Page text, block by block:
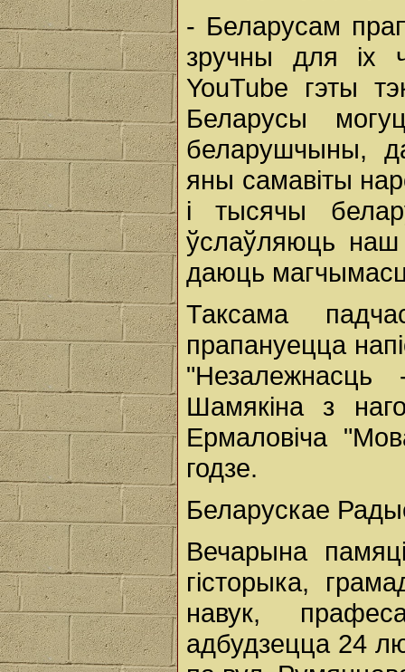
- Беларусам
зручны для іх
YouTube гэты
Беларусы
беларушчыны,
яны самавіты
і тысячы
ўслаўляюць наш
даюць
Таксама
прапануецца
Шамякіна з
Ермаловіча
годзе.
Беларускае
Вечарына
гісторыка,
навук,
адбудзецца 24